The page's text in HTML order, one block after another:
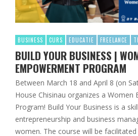
BUSINESS CURS EDUCATIE FREELANCE
BUILD YOUR BUSINESS |
EMPOWERMENT PROGRAM
Between March 18 and April 8 (on
House Chisinau organizes a Women
Program! Build Your Business is a
entrepreneurship and business
women. The course will be